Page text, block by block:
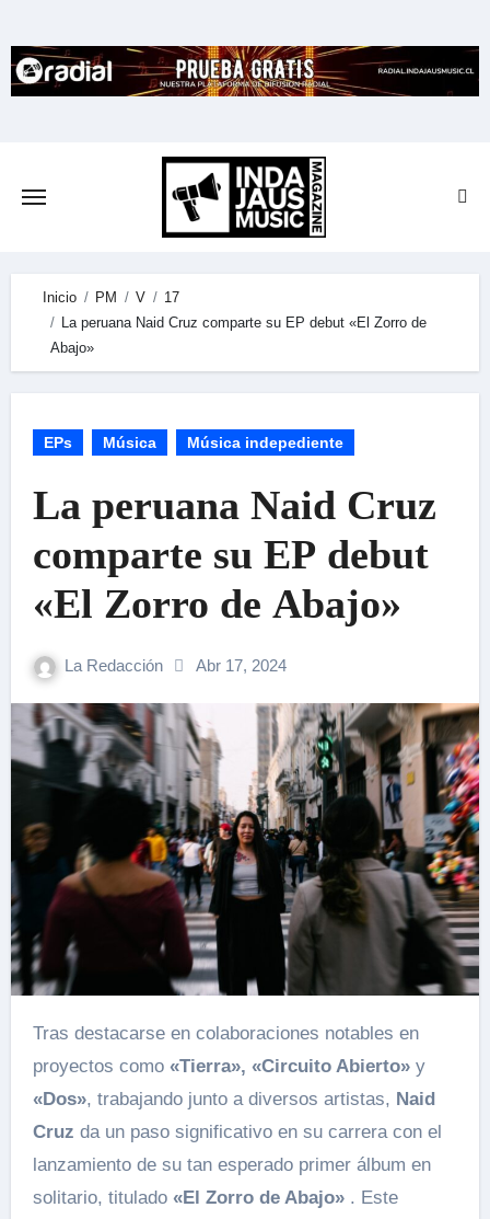
to
content
Inicio PM V
17
La peruana Naid Cruz comparte su EP debut «El Zorro de
Abajo»
EPs Música Música indepediente
La peruana Naid Cruz
comparte su EP debut
«El Zorro de Abajo»
La Redacción Abr 17, 2024
Tras destacarse en colaboraciones notables en
proyectos como «Tierra», «Circuito Abierto» y
«Dos», trabajando junto a diversos artistas, Naid
Cruz da un paso significativo en su carrera con el
lanzamiento de su tan esperado primer álbum en
solitario, titulado «El Zorro de Abajo» . Este